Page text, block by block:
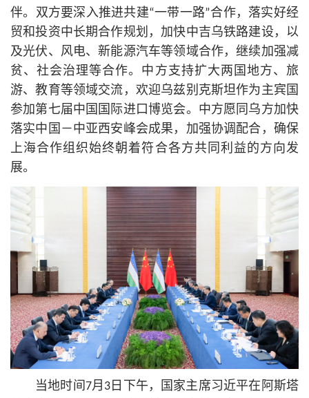
伴。双方要深入推进共建“一带一路”合作，落实好经
贸和投资中长期合作规划，加快中吉乌铁路建设，以
及光伏、风电、新能源汽车等领域合作，继续加强减
贫、社会治理等合作。中方支持扩大两国地方、旅
游、教育等领域交流，欢迎乌兹别克斯坦作为主宾国
参加第七届中国国际进口博览会。中方愿同乌方加快
落实中国－中亚西安峰会成果，加强协调配合，确保
上海合作组织始终朝着符合各方共同利益的方向发
展。
当地时间7月3日下午，国家主席习近平在阿斯塔